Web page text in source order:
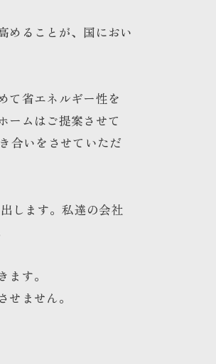
めることが、国におい
て省エネルギー性を
ームはご提案させて
合いをさせていただ
します。私達の会社
す。
ません。